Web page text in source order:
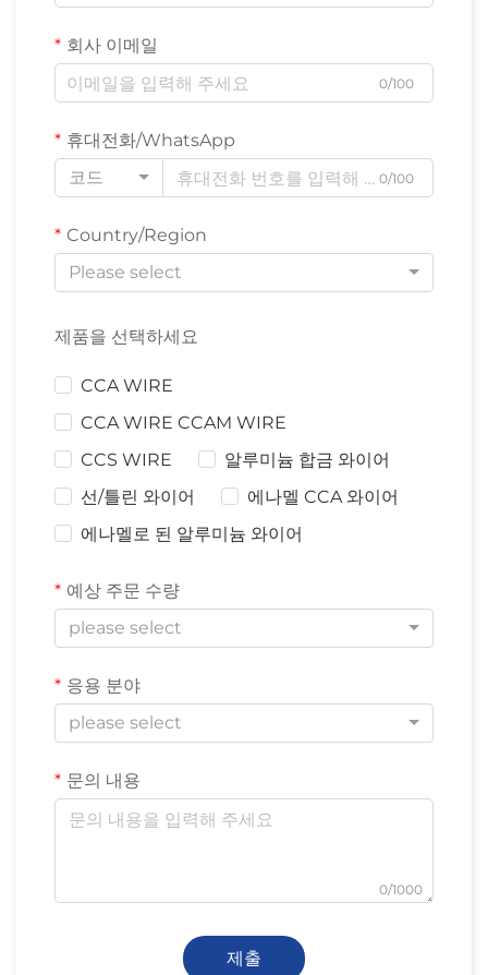
회사 이메일
0/100
휴대전화/WhatsApp
코드
0/100
Country/Region
Please select
제품을 선택하세요
CCA WIRE
CCA WIRE CCAM WIRE
CCS WIRE
알루미늄 합금 와이어
선/틀린 와이어
에나멜 CCA 와이어
에나멜로 된 알루미늄 와이어
예상 주문 수량
please select
응용 분야
please select
문의 내용
0/1000
제출